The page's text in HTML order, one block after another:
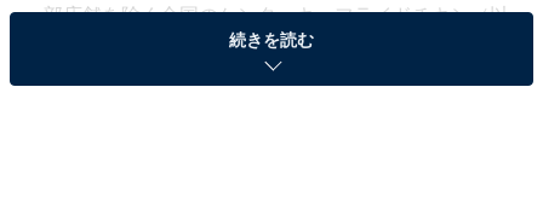
一部店舗を除く全国のケンタッキーフライドチキン（以
下、KFC）店舗で「スヌーピートールマグ」付きメニュ
ーを数量限定で販売します。11月1日に店舗での予約受
続きを読む